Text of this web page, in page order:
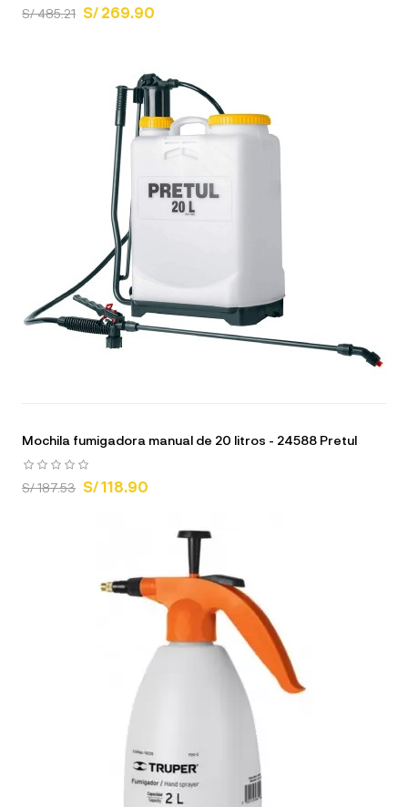
S/ 485.21 S/ 269.90
Mochila fumigadora manual de 20 litros - 24588 Pretul
S/ 187.53 S/ 118.90